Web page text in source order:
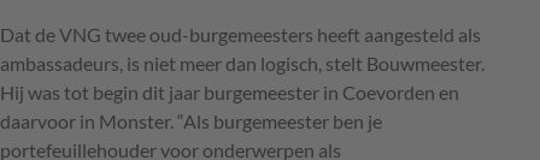
Dat deVNG twee oud-burgemeesters heeft aangesteld als
ambassadeurs, is niet meer dan logisch, stelt Bouwmeester.
Hij was tot begin dit jaar burgemeester in Coevorden en
daarvoor in Monster. “Als burgemeester ben je
portefeuillehouder voor onderwerpen als